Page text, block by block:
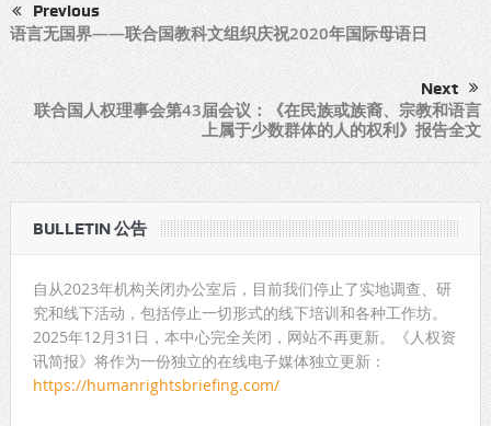
Previous
语言无国界——联合国教科文组织庆祝2020年国际母语日
Next
联合国人权理事会第43届会议：《在民族或族裔、宗教和语言
上属于少数群体的人的权利》报告全文
BULLETIN 公告
自从2023年机构关闭办公室后，目前我们停止了实地调查、研
究和线下活动，包括停止一切形式的线下培训和各种工作坊。
2025年12月31日，本中心完全关闭，网站不再更新。《人权资
讯简报》将作为一份独立的在线电子媒体独立更新：
https://humanrightsbriefing.com/